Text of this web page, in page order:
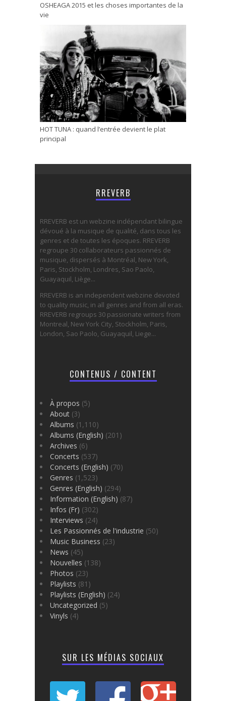
OSHEAGA 2015 et les choses importantes de la
vie
HOT TUNA : quand l’entrée devient le plat
principal
RREVERB
RREVERB est un webzine indépendant bilingue
dévoué à la musique de qualité, dans tous les
genres et de toutes les époques. RREVERB
regroupe 30 collaborateurs passionnés de
musique, dispersés à Montréal, New York,
Paris, Stockholm, Londres, Sao Paolo,
Guayaquil, Liège...
RREVERB is an independent webzine devoted
to quality music, in all genres and from all eras.
RREVERB regroups 30 passionate writers from
Montreal, New York City, Stockholm, Paris,
London, Sao Paolo, Guayaquil, Liege...
CONTENUS / CONTENT
À propos (5)
About (3)
Albums (1,110)
Albums (English) (201)
Archives (6)
Concerts (537)
Concerts (English) (70)
Genres (1,523)
Genres (English) (294)
Information (English) (87)
Infos (Fr) (302)
Interviews (24)
Les Passionnés de l'industrie (50)
Music Business (23)
News (45)
Nouvelles (138)
Photos (23)
Playlists (81)
Playlists (English) (24)
Uncategorized (5)
Vinyls (4)
SUR LES MÉDIAS SOCIAUX